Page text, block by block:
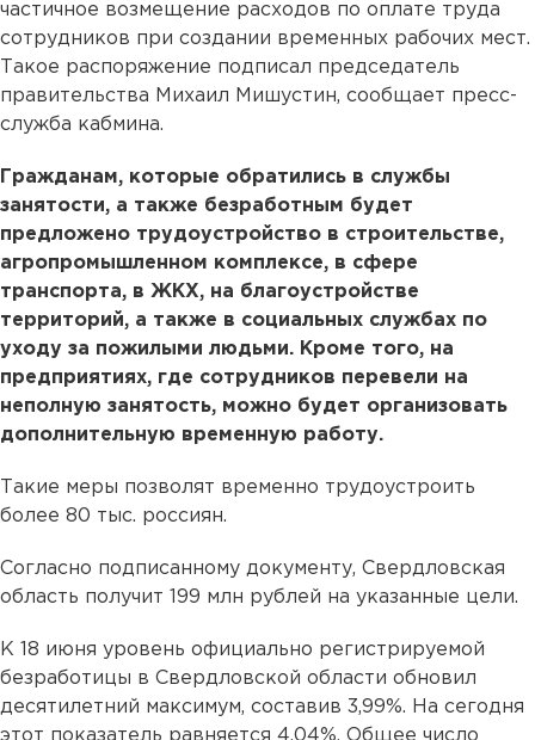
частичное возмещение расходов по оплате труда
сотрудников при создании временных рабочих мест.
Такое распоряжение подписал председатель
правительства Михаил Мишустин, сообщает пресс-
служба кабмина.
Гражданам, которые обратились в службы
занятости, а также безработным будет
предложено трудоустройство в строительстве,
агропромышленном комплексе, в сфере
транспорта, в ЖКХ, на благоустройстве
территорий, а также в социальных службах по
уходу за пожилыми людьми. Кроме того, на
предприятиях, где сотрудников перевели на
неполную занятость, можно будет организовать
дополнительную временную работу.
Такие меры позволят временно трудоустроить
более 80 тыс. россиян.
Согласно подписанному документу, Свердловская
область получит 199 млн рублей на указанные цели.
К 18 июня уровень официально регистрируемой
безработицы в Свердловской области обновил
десятилетний максимум, составив 3,99%. На сегодня
этот показатель равняется 4,04%. Общее число